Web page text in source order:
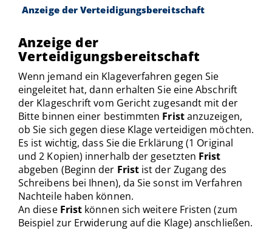
Entscheidungssuche
Zum
aktuellen
Inhalt
Zu
ausgewählten
Links
zu
einzelnen
Seiten
Anzeige der Verteidigungsbereitschaft
Anzeige der
Verteidigungsbereitschaft
Wenn jemand ein Klageverfahren gegen Sie
eingeleitet hat, dann erhalten Sie eine Abschrift
der Klageschrift vom Gericht zugesandt mit der
Bitte binnen einer bestimmten Fristanzuzeigen,
ob Sie sich gegen diese Klage verteidigen möchten.
Es ist wichtig, dass Sie die Erklärung (1 Original
und 2 Kopien) innerhalb der gesetzten Frist
abgeben (Beginn der Frist ist der Zugang des
Schreibens bei Ihnen), da Sie sonst im Verfahren
Nachteile haben können.
An diese Frist können sich weitere Fristen (zum
Beispiel zur Erwiderung auf die Klage) anschließen.